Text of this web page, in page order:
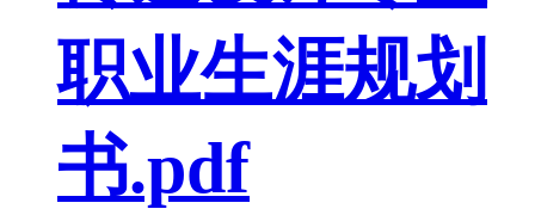
职业生涯规划
书.pdf